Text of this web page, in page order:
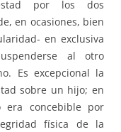
por los dos
en ocasiones, bien
en exclusiva
al otro
Es excepcional la
sobre un hijo; en
era concebible por
física de la